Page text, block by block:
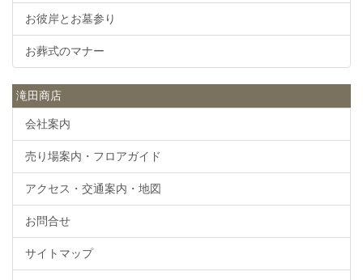
お彼岸とお墓参り
お葬式のマナー
滝田商店
会社案内
売り場案内・フロアガイド
アクセス・交通案内・地図
お問合せ
サイトマップ